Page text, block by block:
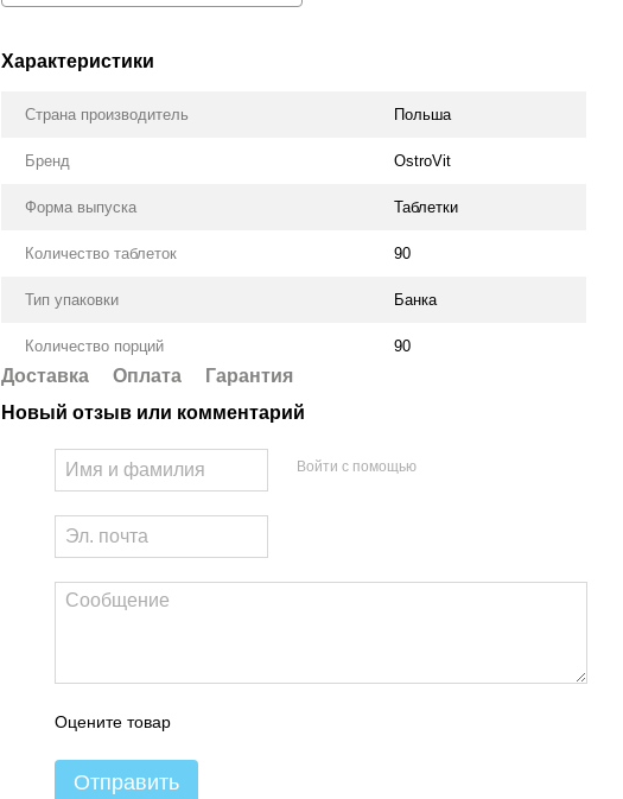
Характеристики
Страна производитель Польша
Бренд OstroVit
Форма выпуска Таблетки
Количество таблеток 90
Тип упаковки Банка
Количество порций 90
Доставка Оплата
Гарантия
Новый отзыв или комментарий
Войти с помощью
Оцените товар
Отправить